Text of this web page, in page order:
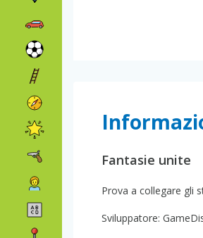
Fantasie unite
Prova a collegare gli
Sviluppatore: